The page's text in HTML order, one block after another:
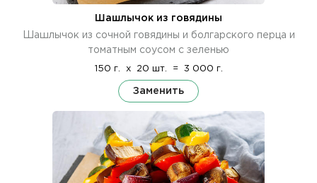
Шашлычок из говядины
Шашлычок из сочной говядины и болгарского перца и
томатным соусом с зеленью
150 г. x 20 шт. = 3 000 г.
Заменить